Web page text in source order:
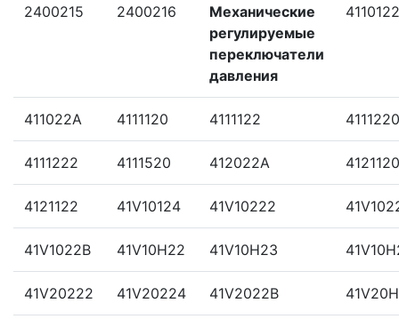
2400215 2400216
Механические
регулируемые
переключатели
давления
4110122
411022A 4111120 4111122 4111220
4111222 4111520 412022A 4121120
4121122 41V10124 41V10222
41V1022B 41V10H22 41V10H23
41V20222 41V20224 41V2022B